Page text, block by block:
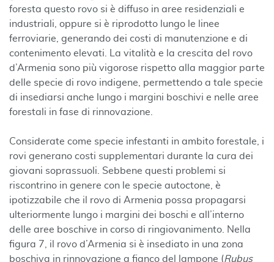
foresta questo rovo si è diffuso in aree residenziali e
industriali, oppure si è riprodotto lungo le linee
ferroviarie, generando dei costi di manutenzione e di
contenimento elevati. La vitalità e la crescita del rovo
d’Armenia sono più vigorose rispetto alla maggior parte
delle specie di rovo indigene, permettendo a tale specie
di insediarsi anche lungo i margini boschivi e nelle aree
forestali in fase di rinnovazione.
Considerate come specie infestanti in ambito forestale, i
rovi generano costi supplementari durante la cura dei
giovani soprassuoli. Sebbene questi problemi si
riscontrino in genere con le specie autoctone, è
ipotizzabile che il rovo di Armenia possa propagarsi
ulteriormente lungo i margini dei boschi e all’interno
delle aree boschive in corso di ringiovanimento. Nella
figura 7, il rovo d’Armenia si è insediato in una zona
boschiva in rinnovazione a fianco del lampone (Rubus